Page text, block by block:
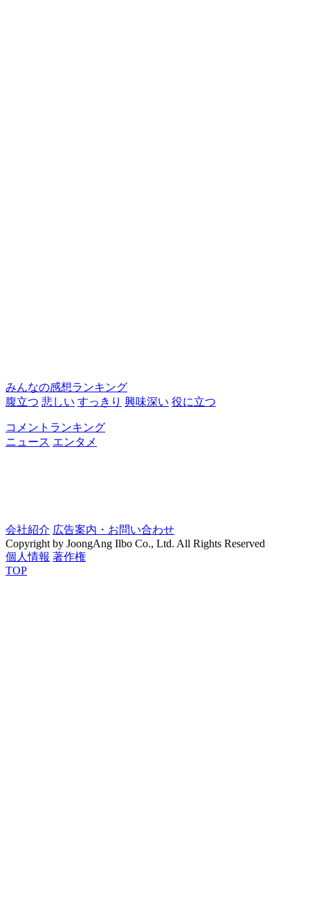
みんなの感想ランキング
腹立つ 悲しい すっきり 興味深い 役に立つ
コメントランキング
ニュース エンタメ
会社紹介 広告案内・お問い合わせ
Copyright by JoongAng Ilbo Co., Ltd. All Rights Reserved
個人情報 著作権
TOP